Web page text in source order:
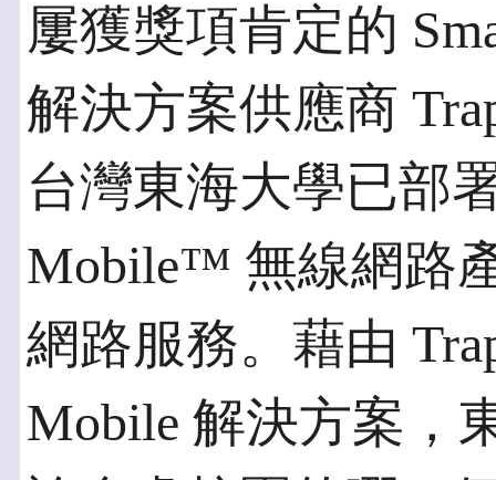
屢獲獎項肯定的
解決方案供應商
台灣東海大學已部
Mobile™ 無線網路
網路服務。藉由
Mobile 解決方案，